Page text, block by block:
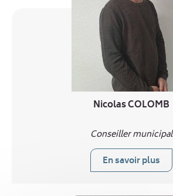
Nicolas COLOMB
Conseiller municipal
En savoir plus